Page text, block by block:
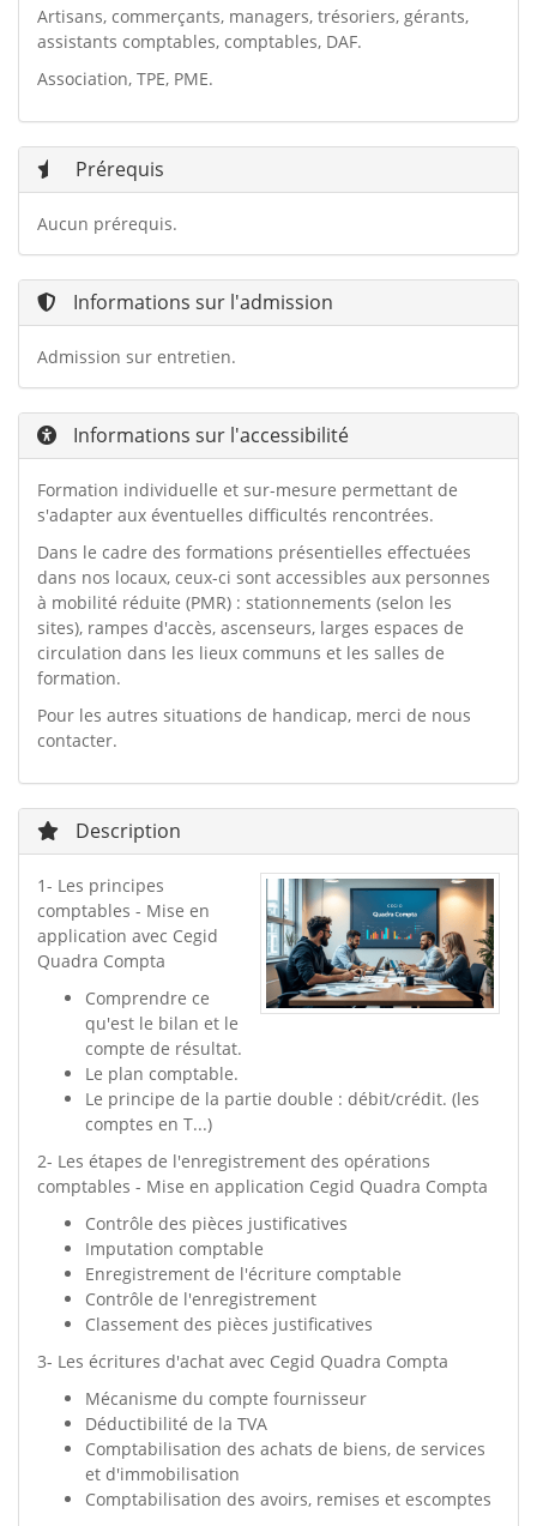
Artisans, commerçants, managers, trésoriers, gérants,
assistants comptables, comptables, DAF.
Association, TPE, PME.
Prérequis
Aucun prérequis.
Informations sur l'admission
Admission sur entretien.
Informations sur l'accessibilité
Formation individuelle et sur-mesure permettant de
s'adapter aux éventuelles difficultés rencontrées.
Dans le cadre des formations présentielles effectuées
dans nos locaux, ceux-ci sont accessibles aux personnes
à mobilité réduite (PMR) : stationnements (selon les
sites), rampes d'accès, ascenseurs, larges espaces de
circulation dans les lieux communs et les salles de
formation.
Pour les autres situations de handicap, merci de nous
contacter.
Description
1- Les principes
comptables - Mise en
application avec Cegid
Quadra Compta
Comprendre ce
qu'est le bilan et le
compte de résultat.
Le plan comptable.
Le principe de la partie double : débit/crédit. (les
comptes en T...)
2- Les étapes de l'enregistrement des opérations
comptables - Mise en application Cegid Quadra Compta
Contrôle des pièces justificatives
Imputation comptable
Enregistrement de l'écriture comptable
Contrôle de l'enregistrement
Classement des pièces justificatives
3- Les écritures d'achat avec Cegid Quadra Compta
Mécanisme du compte fournisseur
Déductibilité de la TVA
Comptabilisation des achats de biens, de services
et d'immobilisation
Comptabilisation des avoirs, remises et escomptes